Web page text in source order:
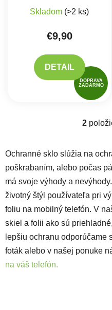
DOPRAVA
ZADARMO
Skladom (>2 ks)
€9,90
DETAIL
2
Ochranné sklo slúžia na
poškrabaním, alebo počas
má svoje výhody a
životný štýl používateľa pri
foliu na mobilný telefón. V
skiel a folii ako sú
lepšiu ochranu odporúčame
foták alebo v našej ponuke
na váš telefón.